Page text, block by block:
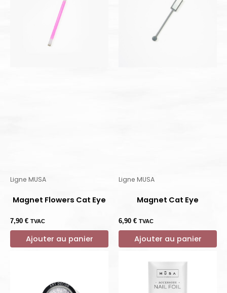
Ligne MUSA
Magnet Flowers Cat Eye
7,90 € TVAC
Ajouter au panier
Ligne MUSA
Magnet Cat Eye
6,90 € TVAC
Ajouter au panier